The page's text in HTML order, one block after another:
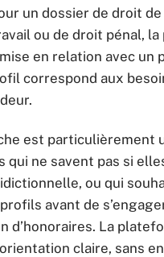
un dossier de droit
ou de droit pénal,
en relation avec un
correspond aux
est particulièrement
qui ne savent pas si
ou qui
avant de
d’honoraires. La
claire, sans